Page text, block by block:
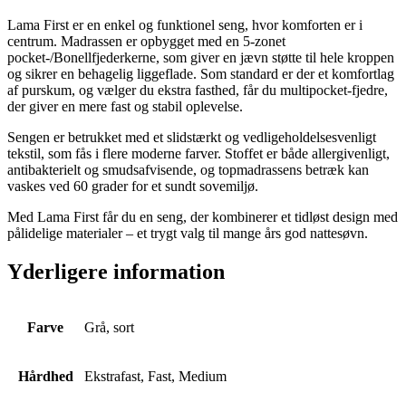
Lama First er en enkel og funktionel seng, hvor komforten er i
centrum. Madrassen er opbygget med en 5-zonet
pocket-/Bonellfjederkerne, som giver en jævn støtte til hele kroppen
og sikrer en behagelig liggeflade. Som standard er der et komfortlag
af purskum, og vælger du ekstra fasthed, får du multipocket-fjedre,
der giver en mere fast og stabil oplevelse.
Sengen er betrukket med et slidstærkt og vedligeholdelsesvenligt
tekstil, som fås i flere moderne farver. Stoffet er både allergivenligt,
antibakterielt og smudsafvisende, og topmadrassens betræk kan
vaskes ved 60 grader for et sundt sovemiljø.
Med Lama First får du en seng, der kombinerer et tidløst design med
pålidelige materialer – et trygt valg til mange års god nattesøvn.
Yderligere information
Farve Grå, sort
Hårdhed Ekstrafast, Fast, Medium